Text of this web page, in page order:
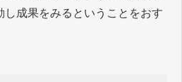
し成果をみるということをおす